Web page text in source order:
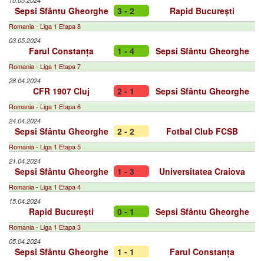
Sepsi Sfântu Gheorghe 3 - 2 Rapid București
Romania - Liga 1 Etapa 8
03.05.2024
Farul Constanța 1 - 4 Sepsi Sfântu Gheorghe
Romania - Liga 1 Etapa 7
28.04.2024
CFR 1907 Cluj 2 - 1 Sepsi Sfântu Gheorghe
Romania - Liga 1 Etapa 6
24.04.2024
Sepsi Sfântu Gheorghe 2 - 2 Fotbal Club FCSB
Romania - Liga 1 Etapa 5
21.04.2024
Sepsi Sfântu Gheorghe 1 - 3 Universitatea Craiova
Romania - Liga 1 Etapa 4
15.04.2024
Rapid București 0 - 1 Sepsi Sfântu Gheorghe
Romania - Liga 1 Etapa 3
05.04.2024
Sepsi Sfântu Gheorghe 1 - 1 Farul Constanța